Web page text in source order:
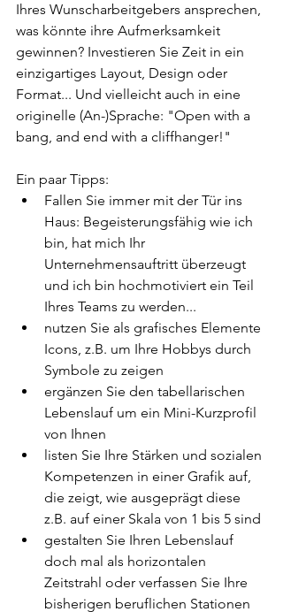
Ihres Wunscharbeitgebers ansprechen,
was könnte ihre Aufmerksamkeit
gewinnen? Investieren Sie Zeit in ein
einzigartiges Layout, Design oder
Format... Und vielleicht auch in eine
originelle (An-)Sprache: "Open with a
bang, and end with a cliffhanger!"
Ein paar Tipps:
Fallen Sie immer mit der Tür ins
Haus: Begeisterungsfähig wie ich
bin, hat mich Ihr
Unternehmensauftritt überzeugt
und ich bin hochmotiviert ein Teil
Ihres Teams zu werden...
nutzen Sie als grafisches Elemente
Icons, z.B. um Ihre Hobbys durch
Symbole zu zeigen
ergänzen Sie den tabellarischen
Lebenslauf um ein Mini-Kurzprofil
von Ihnen
listen Sie Ihre Stärken und sozialen
Kompetenzen in einer Grafik auf,
die zeigt, wie ausgeprägt diese
z.B. auf einer Skala von 1 bis 5 sind
gestalten Sie Ihren Lebenslauf
doch mal als horizontalen
Zeitstrahl oder verfassen Sie Ihre
bisherigen beruflichen Stationen